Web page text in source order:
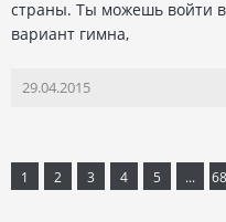
страны. Ты можешь войти
вариант гимна,
29.04.2015
1 2 3 4 5 ...